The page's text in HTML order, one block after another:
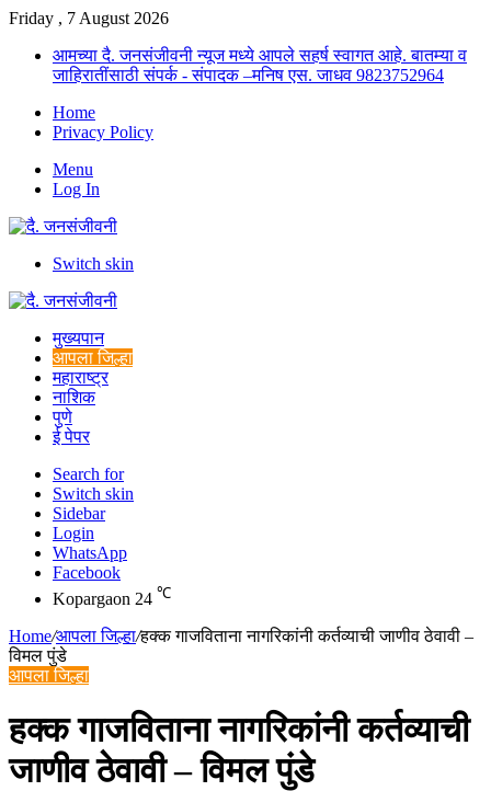
Friday , 7 August 2026
आमच्या दै. जनसंजीवनी न्यूज मध्ये आपले सहर्ष स्वागत आहे. बातम्या व
जाहिरातींसाठी संपर्क - संपादक –मनिष एस. जाधव 9823752964
Home
Privacy Policy
Menu
Log In
Switch skin
मुख्यपान
आपला जिल्हा
महाराष्ट्र
नाशिक
पुणे
ई पेपर
Search for
Switch skin
Sidebar
Login
WhatsApp
Facebook
Kopargaon 24 ℃
Home/आपला जिल्हा/हक्क गाजविताना नागरिकांनी कर्तव्याची जाणीव ठेवावी –
विमल पुंडे
आपला जिल्हा
हक्क गाजविताना नागरिकांनी कर्तव्याची
जाणीव ठेवावी – विमल पुंडे